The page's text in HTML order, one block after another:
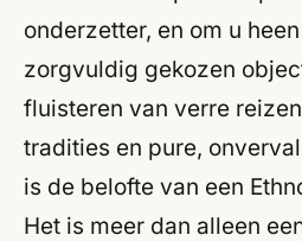
onderzetter, en om u
zorgvuldig gekozen
fluisteren van verre
tradities en pure,
is de belofte van een
Het is meer dan alleen